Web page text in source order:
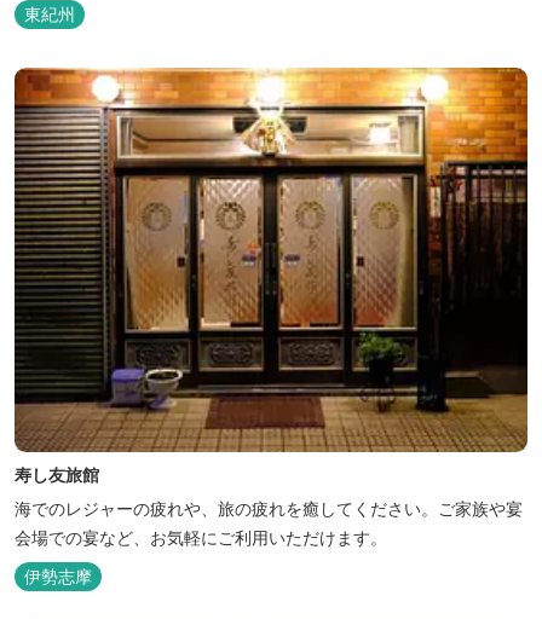
東紀州
寿し友旅館
海でのレジャーの疲れや、旅の疲れを癒してください。ご家族や宴
会場での宴など、お気軽にご利用いただけます。
伊勢志摩